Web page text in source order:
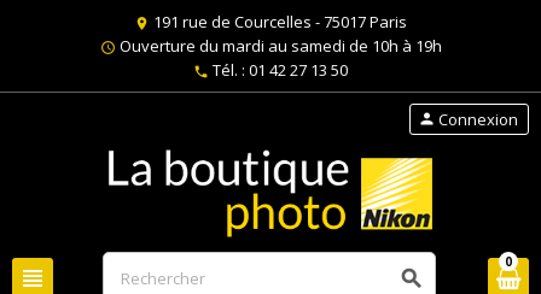
location_on 191 rue de Courcelles - 75017 Paris
schedule Ouverture du mardi au samedi de 10h à 19h
phone Tél. : 01 42 27 13 50
view_headline search
person Connexion
0